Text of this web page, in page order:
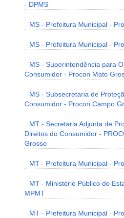
- DPMS
MS - Prefeitura Municipal -
MS - Prefeitura Municipal -
MS - Superintendência para
Consumidor - Procon Mato
MS - Subsecretaria de
Consumidor - Procon Campo
MT - Secretaria Adjunta de
Direitos do Consumidor -
Grosso
MT - Prefeitura Municipal -
MT - Ministério Público do
MPMT
MT - Prefeitura Municipal -